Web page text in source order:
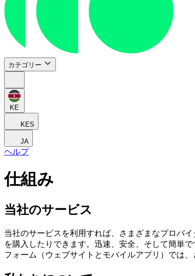
カテゴリー
KE
KES
JA
ヘルプ
仕組み
当社のサービス
当社のサービスを利用すれば、さまざまなプロバ
を購入したりできます。迅速、安全、そして簡単
フォーム（ウェブサイトとモバイルアプリ）では